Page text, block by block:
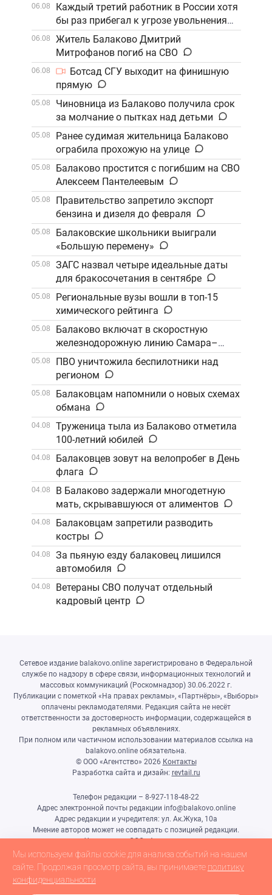
06.08
Каждый третий работник в России хотя
бы раз прибегал к угрозе увольнения
06.08
Житель Балаково Дмитрий
Митрофанов погиб на СВО
06.08
Ботсад СГУ выходит на финишную
прямую
05.08
Чиновница из Балаково получила срок
за молчание о пытках над детьми
05.08
Ранее судимая жительница Балаково
ограбила прохожую на улице
05.08
Балаково простится с погибшим на СВО
Алексеем Пантелеевым
05.08
Правительство запретило экспорт
бензина и дизеля до февраля
05.08
Балаковские школьники выиграли
«Большую перемену»
05.08
ЗАГС назвал четыре идеальные даты
для бракосочетания в сентябре
05.08
Региональные вузы вошли в топ-15
химического рейтинга
05.08
Балаково включат в скоростную
железнодорожную линию Самара–
Саратов
05.08
ПВО уничтожила беспилотники над
регионом
05.08
Балаковцам напомнили о новых схемах
обмана
04.08
Труженица тыла из Балаково отметила
100-летний юбилей
04.08
Балаковцев зовут на велопробег в День
флага
04.08
В Балаково задержали многодетную
мать, скрывавшуюся от алиментов
04.08
Балаковцам запретили разводить
костры
04.08
За пьяную езду балаковец лишился
автомобиля
04.08
Ветераны СВО получат отдельный
кадровый центр
Сетевое издание balakovo.online зарегистрировано в Федеральной
службе по надзору в сфере связи, информационных технологий и
массовых коммуникаций (Роскомнадзор) 30.06.2022 г.
Публикации с пометкой «На правах рекламы», «Партнёры», «Выборы»
оплачены рекламодателями. Редакция сайта не несёт
ответственности за достоверность информации, содержащейся в
рекламных объявлениях.
При полном или частичном использовании материалов ссылка на
balakovo.online обязательна.
© ООО «Агентство» 2026 Контакты
Разработка сайта и дизайн: revtail.ru
Телефон редакции – 8-927-118-48-22
Адрес электронной почты редакции info@balakovo.online
Адрес редакции и учредителя: ул. Ак.Жука, 10а
Мнение авторов может не совпадать с позицией редакции.
Учредитель: ООО «Агентство»
Гл.редактор Ивлиева Н.Н.
Настоящий ресурс может содержать материалы 18+
Мы используем файлы cookie для анализа событий на нашем
сайте. Продолжая просмотр сайта, вы принимаете политику
конфиденциальности